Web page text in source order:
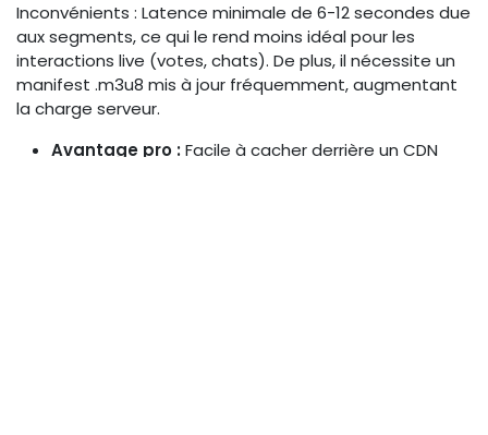
Inconvénients : Latence minimale de 6-12 secondes due
aux segments, ce qui le rend moins idéal pour les
interactions live (votes, chats). De plus, il nécessite un
manifest .m3u8 mis à jour fréquemment, augmentant
la charge serveur.
Avantage pro :Facile à cacher derrière un CDN